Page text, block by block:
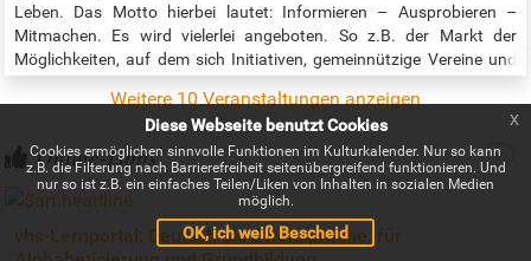
Leben. Das Motto hierbei lautet: Informieren – Ausprobieren –
Mitmachen. Es wird vielerlei angeboten. So z.B. der Markt der
Möglichkeiten, auf dem sich Initiativen, gemeinnützige Vereine und
dem Motto „Das Eichtal in Bewegung – im Park für alle!“ Sport und
Weitere 10 Veranstaltungen anzeigen
Online-Tipps
vhs-Lernportal: Deutsch als Zweitsprache, für
Diese Webseite benutzt Cookies
Cookies ermöglichen sinnvolle Funktionen im Kulturkalender. Nur so kann
z.B. die Filterung nach Barrierefreiheit seitenübergreifend funktionieren. Und
nur so ist z.B. ein einfaches Teilen/Liken von Inhalten in sozialen Medien
möglich.
OK, ich weiß Bescheid
x